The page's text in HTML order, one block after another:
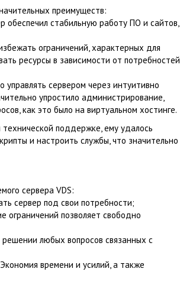
преимуществ:
стабильную работу ПО и сайтов,
ограничений, характерных для
ресурсы в зависимости от потребностей
сервером через интуитивно
упростило администрирование,
как это было на виртуальном хостинге.
технической поддержке, ему удалось
и настроить службы, что значительно
сервера VDS:
сервер под свои потребности;
ограничений позволяет свободно
любых вопросов связанных с
времени и усилий, а также